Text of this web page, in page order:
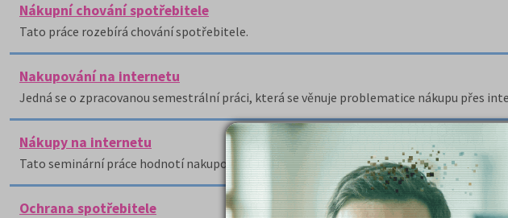
Nákupní chování spotřebitele
Tato práce rozebírá chování spotřebitele.
Nakupování na internetu
Jedná se o zpracovanou semestrální práci, která se věnuje problematice nákupu přes
Nákupy na internetu
Tato seminární práce hodnotí nakupování na internetu.
Ochrana spotřebitele